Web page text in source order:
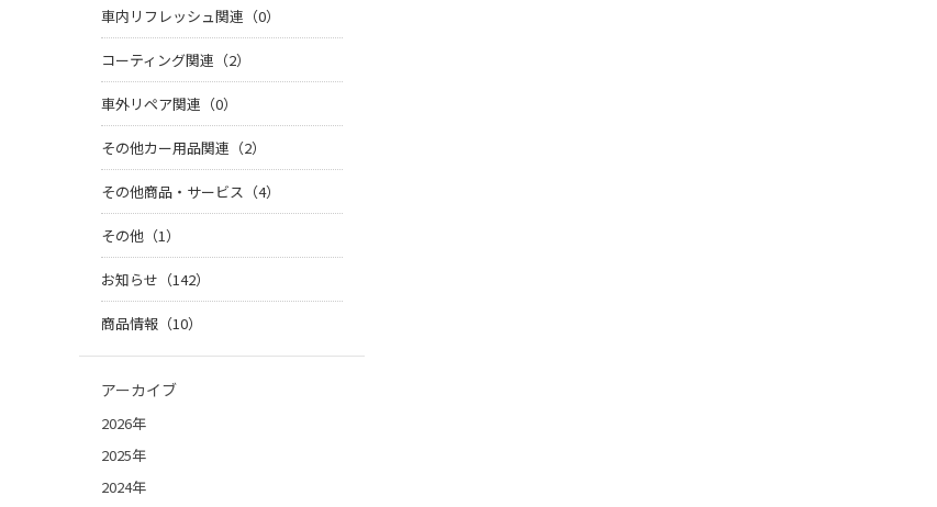
車内リフレッシュ関連（0）
コーティング関連（2）
車外リペア関連（0）
その他カー用品関連（2）
その他商品・サービス（4）
その他（1）
お知らせ（142）
商品情報（10）
アーカイブ
2026年
2025年
2024年